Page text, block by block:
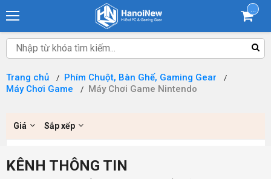
Trang chủ
Phím Chuột, Bàn Ghế, Gaming Gear
Máy Chơi Game
Máy Chơi Game Nintendo
Giá Sắp xếp
KÊNH THÔNG TIN